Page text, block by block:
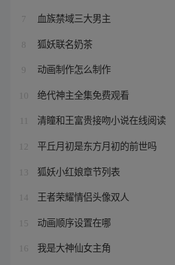
7 血族禁域三大男主
8 狐妖联名奶茶
9 动画制作怎么制作
10 绝代神主全集免费观看
清瞳和王富贵接吻小说在线阅读
12 平丘月初是东方月初的前世吗
13 狐妖小红娘章节列表
14 王者荣耀情侣头像双人
15 动画顺序设置在哪
16 我是大神仙女主角